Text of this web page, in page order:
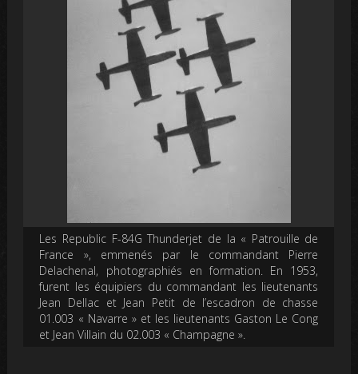
Les Republic F-84G Thunderjet de la « Patrouille de
France », emmenés par le commandant Pierre
Delachenal, photographiés en formation. En 1953,
furent les équipiers du commandant les lieutenants
Jean Dellac et Jean Petit de l’escadron de chasse
01.003 « Navarre » et les lieutenants Gaston Le Cong
et Jean Villain du 02.003 « Champagne ».